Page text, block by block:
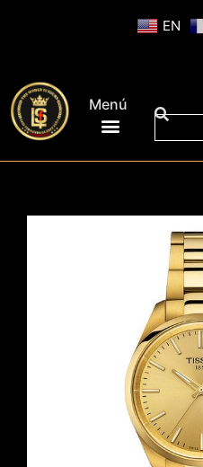
Menú
EN